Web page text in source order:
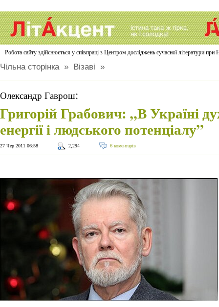
Робота сайту здійснюється у співпраці з Центром досліджень сучасної літератури
Чільна сторінка» Візаві »
Олександр Гаврош:
Григорій Грабович: „В Україні
енергії і людського потенціалу”
27 Чер 2011 06:58 2,294 6 коментарів